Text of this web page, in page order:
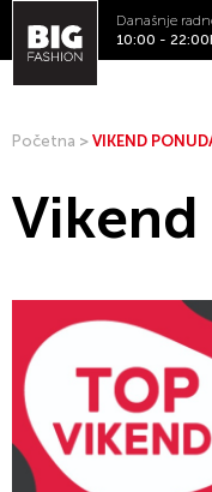
Današnje
10:00 -
Početna > VIKEND